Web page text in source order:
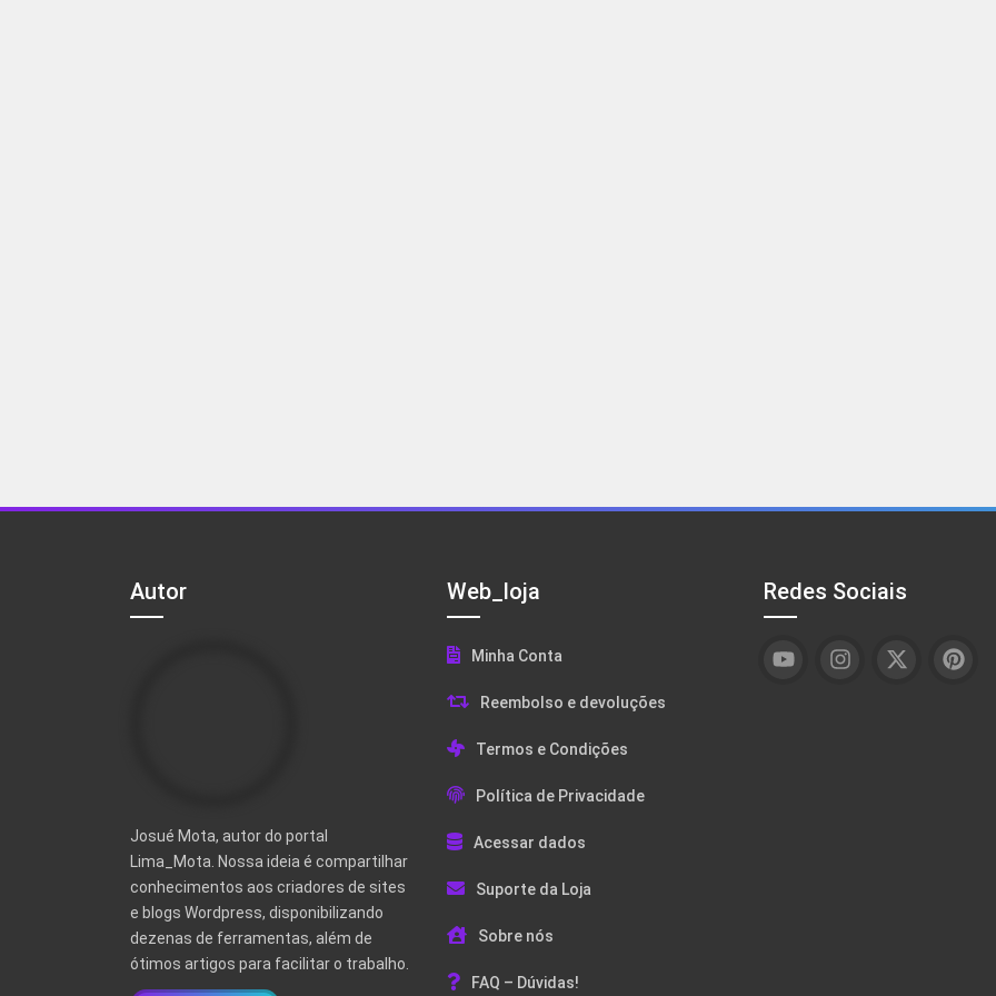
Autor
Josué Mota, autor do portal
Lima_Mota. Nossa ideia é compartilhar
conhecimentos aos criadores de sites
e blogs Wordpress, disponibilizando
dezenas de ferramentas, além de
ótimos artigos para facilitar o trabalho.
Web_loja
Minha Conta
Reembolso e devoluções
Termos e Condições
Política de Privacidade
Acessar dados
Suporte da Loja
Sobre nós
FAQ – Dúvidas!
Redes Sociais